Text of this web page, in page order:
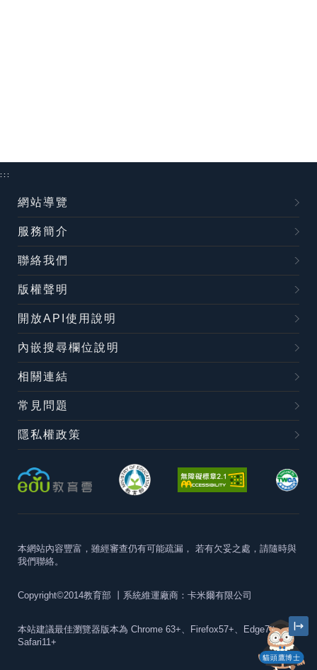
貓頭鷹博士
:::
網站導覽
服務簡介
聯絡我們
版權聲明
開放API使用說明
內嵌搜尋欄位說明
相關連結
常見問題
隱私權政策
本網站內容豐富，雖經審查仍有可能疏漏， 若有欠妥之處，請隨時與
我們聯絡。
Copyright©2014教育部 丨系統維運廠商：卡米爾有限公司
本站建議最佳瀏覽器版本為 Chrome 63+、Firefox57+、Edge79+及
Safari11+